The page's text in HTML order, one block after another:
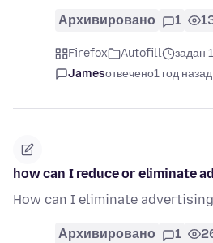
Архивировано 1
Firefox Autofill
задан
Jamesотвечено1 год назад
how can I reduce or eliminate
How can I eliminate
Архивировано 1